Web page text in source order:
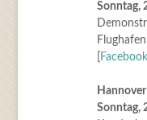
Sonntag,
Hannover
Sonntag,